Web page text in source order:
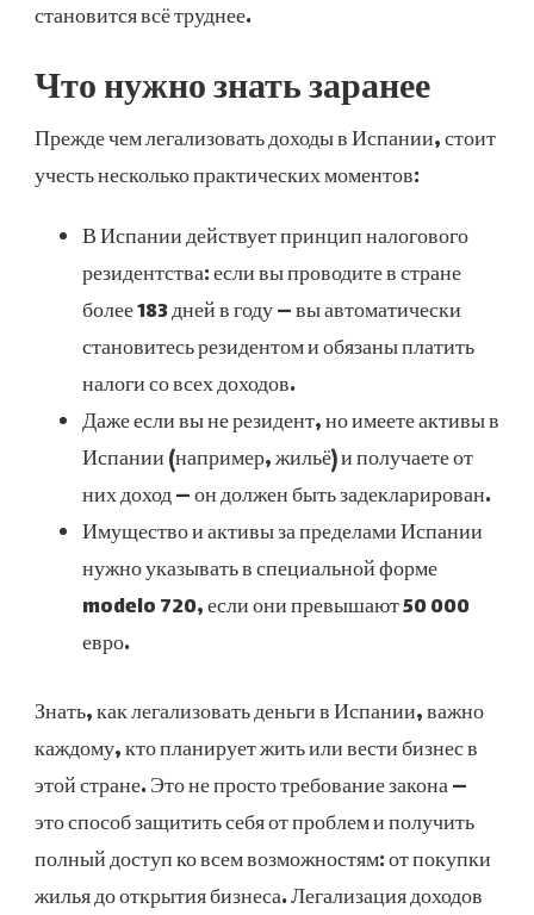
становится всё труднее.
Что нужно знать заранее
Прежде чем легализовать доходы в Испании, стоит
учесть несколько практических моментов:
В Испании действует принцип налогового
резидентства: если вы проводите в стране
более 183 дней в году — вы автоматически
становитесь резидентом и обязаны платить
налоги со всех доходов.
Даже если вы не резидент, но имеете активы в
Испании (например, жильё) и получаете от
них доход — он должен быть задекларирован.
Имущество и активы за пределами Испании
нужно указывать в специальной форме
modelo 720, если они превышают 50 000
евро.
Знать, как легализовать деньги в Испании, важно
каждому, кто планирует жить или вести бизнес в
этой стране. Это не просто требование закона —
это способ защитить себя от проблем и получить
полный доступ ко всем возможностям: от покупки
жилья до открытия бизнеса. Легализация доходов